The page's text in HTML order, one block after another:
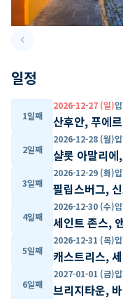
keyboard_arrow_leftPrevious slide
일정
1일째
2026-12-27 (일)
산후안, 푸에
2일째
2026-12-28 (월)
샬롯 아말리
3일째
2026-12-29 (화)
필립스버그,
4일째
2026-12-30 (수)
세인트 존스,
5일째
2026-12-31 (목)
캐스트리스,
6일째
2027-01-01 (금)
브리지타운,